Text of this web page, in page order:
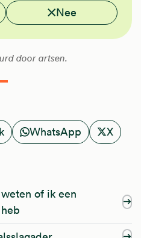
Nee
door artsen.
WhatsApp X
of ik een